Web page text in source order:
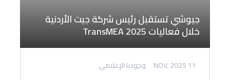
جيوشي تستقبل رئيس شركة جيت الأردنية
خلال فعاليات TransMEA 2025
11 NOV, 2025 وجودنا الإعلامي